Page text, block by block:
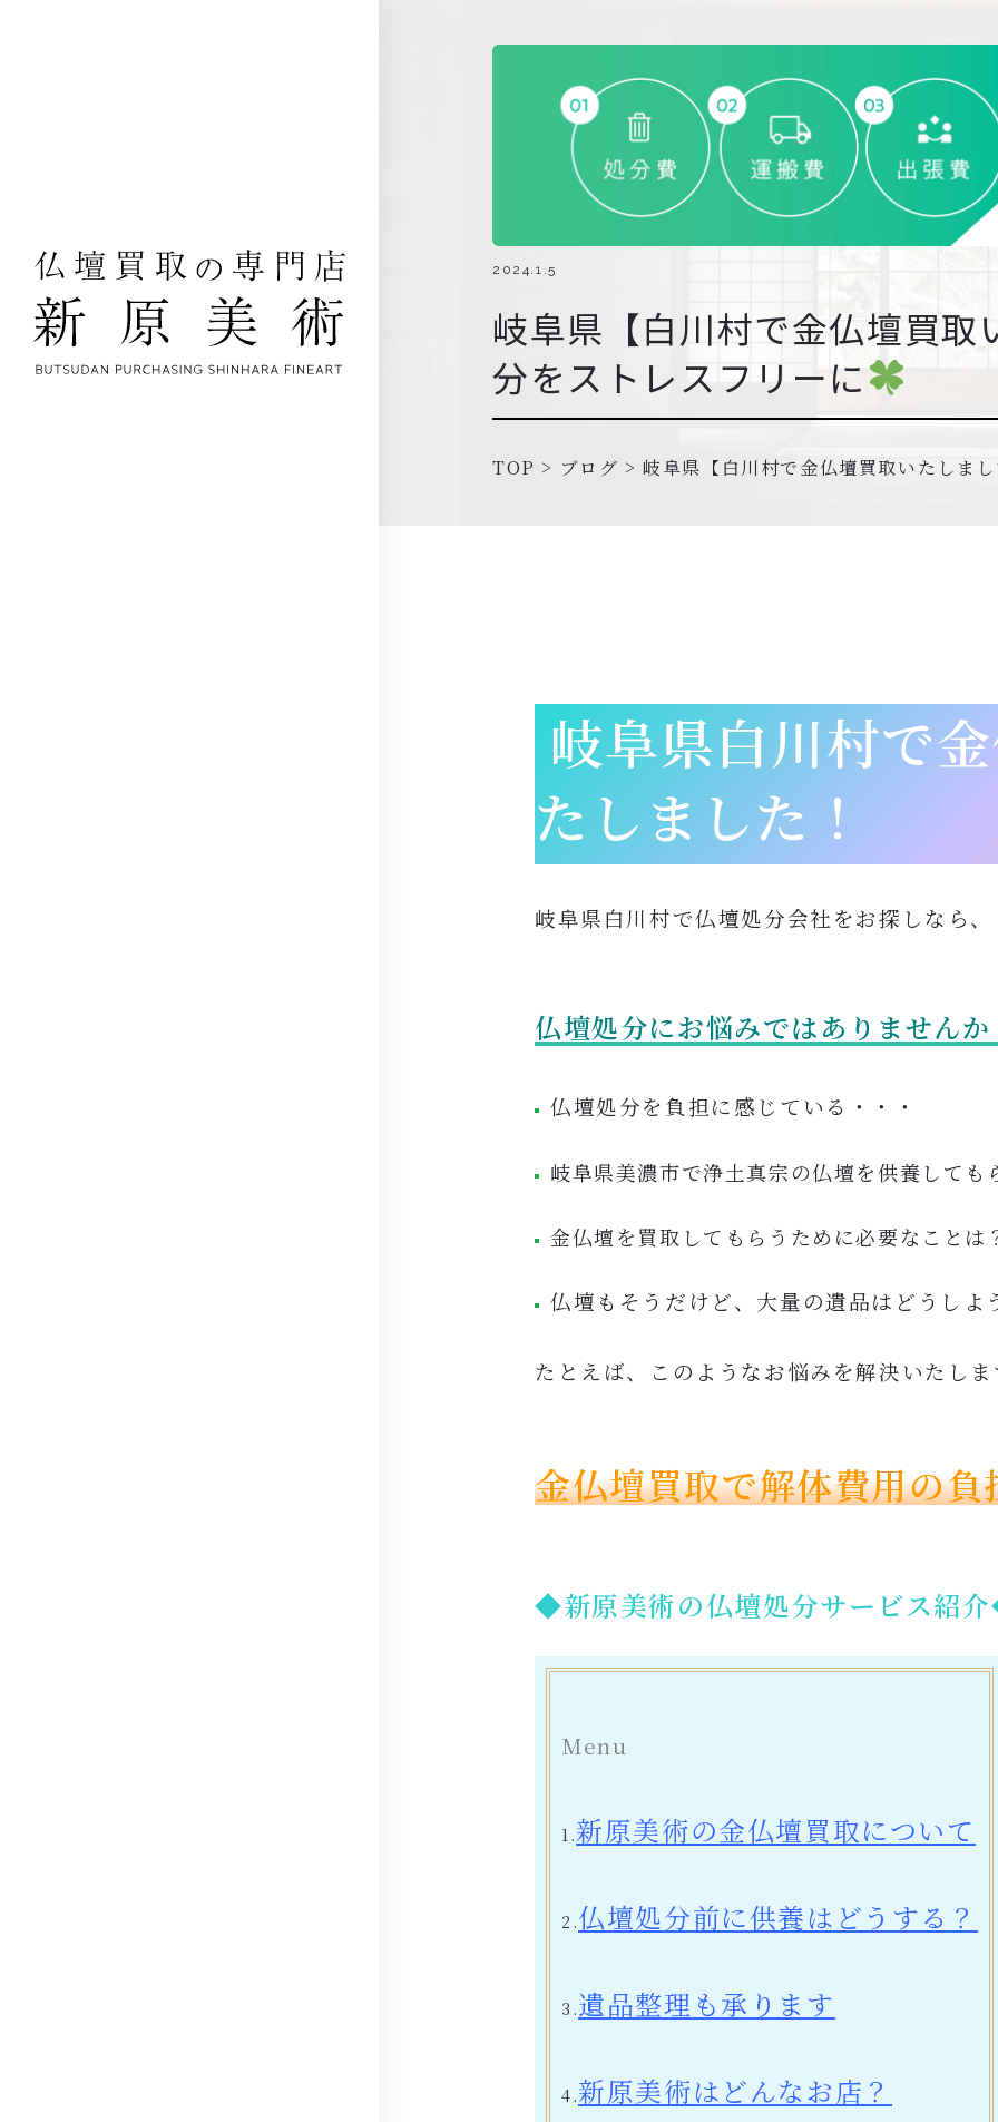
2024.1.5
岐阜県【白川村で金仏壇買
分をストレスフリーに
TOP > ブログ > 岐阜県【白川村で金仏壇買取いたしま
岐阜県白川村で
たしました！
岐阜県白川村で仏壇処分会社をお探しなら
仏壇処分にお悩みではありません
仏壇処分を負担に感じている・・・
岐阜県美濃市で浄土真宗の仏壇を供養しても
金仏壇を買取してもらうために必要なことは
仏壇もそうだけど、大量の遺品はどうしよ
たとえば、このようなお悩みを解決いたし
金仏壇買取で解体費用の
◆新原美術の仏壇処分サービス紹
Menu
1.新原美術の金仏壇買取について
2.仏壇処分前に供養はどうする？
3.遺品整理も承ります
4.新原美術はどんなお店 ？